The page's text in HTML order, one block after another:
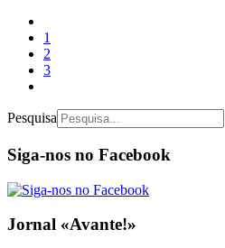
1
2
3
Pesquisa
Siga-nos no Facebook
Jornal «Avante!»